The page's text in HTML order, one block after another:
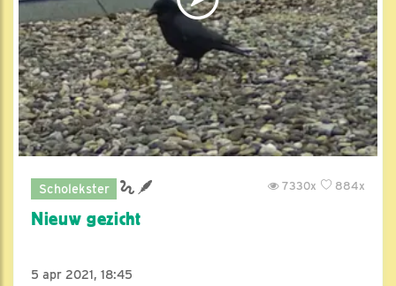
Scholekster 884x
7330x
Nieuw gezicht
5 apr 2021, 18:45